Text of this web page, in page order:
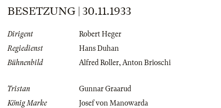
BESETZUNG | 30.11.1933
Dirigent
Robert Heger
Regiedienst
Hans Duhan
Bühnenbild
Alfred Roller,Anton Brioschi
Tristan
Gunnar Graarud
König Marke
Josef von Manowarda